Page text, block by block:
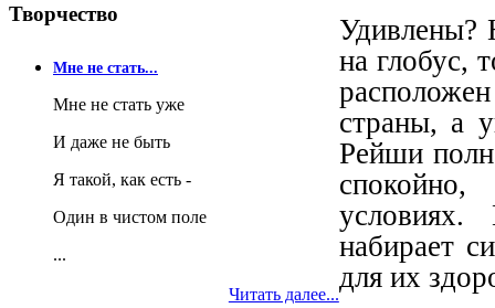
Удивлены?
на глобус,
страны, а
Рейши
набирает
для их
Творчество
Мне не стать...
Мне не стать уже
И даже не быть
Я такой, как есть -
Один в чистом поле
...
Читать далее...